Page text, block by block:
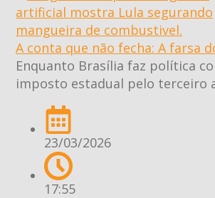
A conta que não fecha: A farsa
Enquanto Brasília faz política
imposto estadual pelo terceiro
23/03/2026
17:55